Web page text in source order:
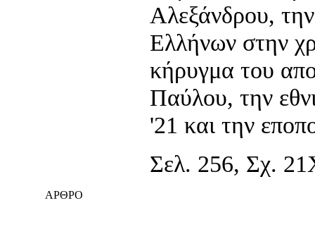
Αλεξάνδρου,
Ελλήνων στην
κήρυγμα του
Παύλου, την
'21 και την
Σελ. 256, Σχ.
ΑΡΘΡΟ